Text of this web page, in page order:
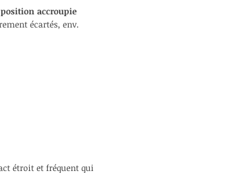
position accroupie
écartés, env.
étroit et fréquent qui